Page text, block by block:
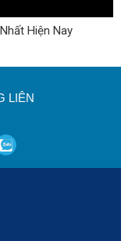
Hiện Nay
LIÊN